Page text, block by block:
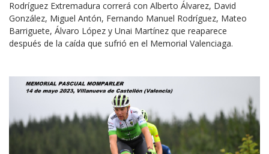
Rodríguez Extremadura correrá con Alberto Álvarez, David
González, Miguel Antón, Fernando Manuel Rodríguez, Mateo
Barriguete, Álvaro López y Unai Martínez que reaparece
después de la caída que sufrió en el Memorial Valenciaga.